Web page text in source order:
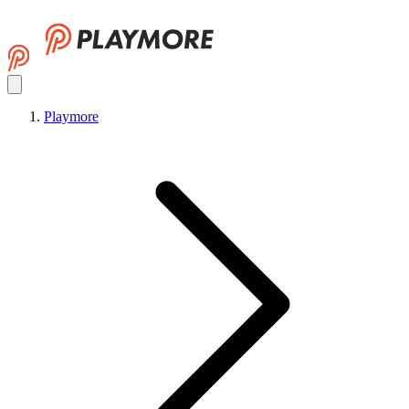
Playmore